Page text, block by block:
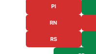
PI
RN
RS